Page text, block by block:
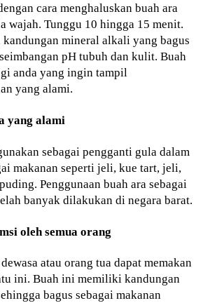
cara menghaluskan buah ara
wajah. Tunggu 10 hingga 15 menit.
mineral alkali yang bagus
pH tubuh dan kulit. Buah
anda yang ingin tampil
yang alami.
yang alami
sebagai pengganti gula dalam
makanan seperti jeli, kue tart, jeli,
Penggunaan buah ara sebagai
banyak dilakukan di negara barat.
oleh semua orang
atau orang tua dapat memakan
ini. Buah ini memiliki kandungan
bagus sebagai makanan